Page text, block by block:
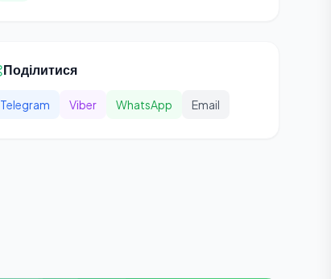
Поділитися
Telegram Viber WhatsApp Email